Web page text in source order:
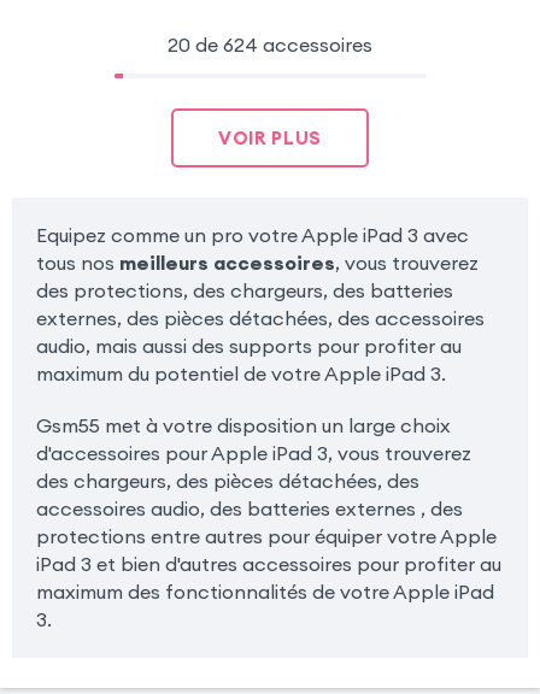
20 de 624 accessoires
VOIR PLUS
Equipez comme un pro votre Apple iPad 3 avec
tous nos meilleurs accessoires, vous trouverez
des protections, des chargeurs, des batteries
externes, des pièces détachées, des accessoires
audio, mais aussi des supports pour profiter au
maximum du potentiel de votre Apple iPad 3.
Gsm55 met à votre disposition un large choix
d'accessoires pour Apple iPad 3, vous trouverez
des chargeurs, des pièces détachées, des
accessoires audio, des batteries externes , des
protections entre autres pour équiper votre Apple
iPad 3 et bien d'autres accessoires pour profiter au
maximum des fonctionnalités de votre Apple iPad
3.